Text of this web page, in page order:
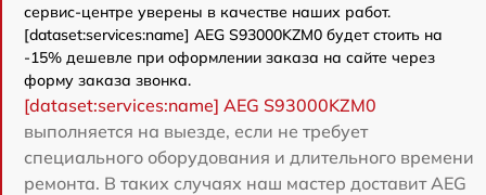
сервис-центре уверены в качестве наших работ.
[dataset:services:name] AEG S93000KZM0 будет стоить на
-15% дешевле при оформлении заказа на сайте через
форму заказа звонка.
[dataset:services:name] AEG S93000KZM0
выполняется на выезде, если не требует
специального оборудования и длительного времени
ремонта. В таких случаях наш мастер доставит AEG